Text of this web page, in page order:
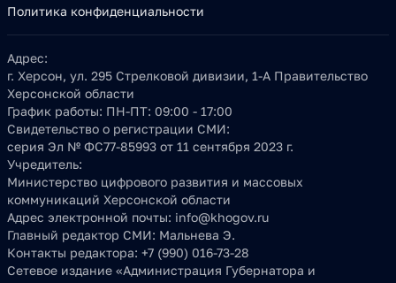
Политика конфиденциальности
Адрес:
г. Херсон, ул. 295 Стрелковой дивизии, 1-А Правительство
Херсонской области
График работы: ПН-ПТ: 09:00 - 17:00
Свидетельство о регистрации СМИ:
серия Эл № ФС77-85993 от 11 сентября 2023 г.
Учредитель:
Министерство цифрового развития и массовых
коммуникаций Херсонской области
Адрес электронной почты: info@khogov.ru
Главный редактор СМИ: Мальнева Э.
Контакты редактора: +7 (990) 016-73-28
Сетевое издание «Администрация Губернатора и